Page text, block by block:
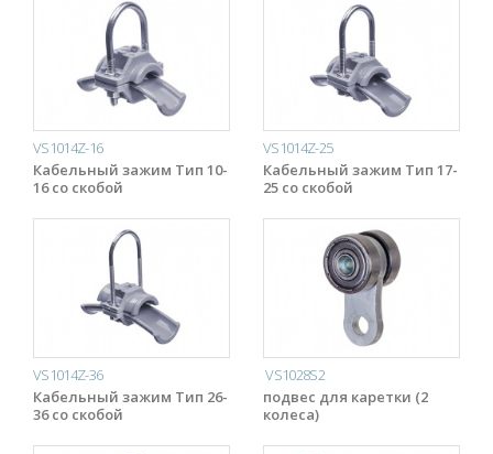
VS1014Z-16
Кабельный зажим Тип 10-
16 со скобой
VS1014Z-25
Кабельный зажим Тип 17-
25 со скобой
VS1014Z-36
Кабельный зажим Тип 26-
36 со скобой
VS1028S2
подвес для каретки (2
колеса)